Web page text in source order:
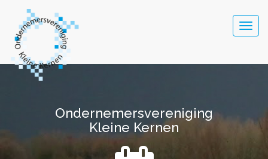
Ondernemersvereniging
Kleine Kernen
Ondernemersvereniging
Kleine Kernen